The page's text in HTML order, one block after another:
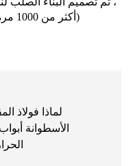
لماذا فولاذ
الأسطوانة